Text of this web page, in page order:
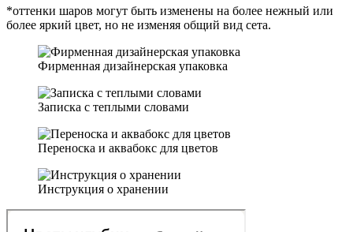
*оттенки шаров могут быть изменены на более нежный или
более яркий цвет, но не изменяя общий вид сета.
Фирменная дизайнерская упаковка
Записка с теплыми словами
Переноска и аквабокс для цветов
Инструкция о хранении